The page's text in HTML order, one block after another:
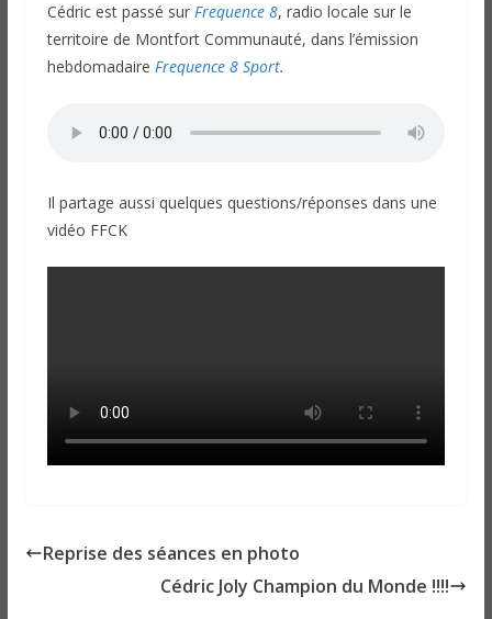
Cédric est passé sur Frequence 8, radio locale sur le
territoire de Montfort Communauté, dans l’émission
hebdomadaire Frequence 8 Sport.
Il partage aussi quelques questions/réponses dans une
vidéo FFCK
Reprise des séances en photo
Cédric Joly Champion du Monde !!!!